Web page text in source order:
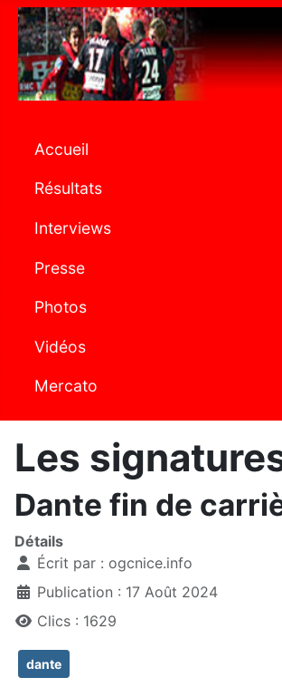
Accueil
Résultats
Interviews
Presse
Photos
Vidéos
Mercato
Les
Dante fin de
Détails
Écrit par : ogcnice.info
Publication : 17 Août 2024
Clics : 1629
dante